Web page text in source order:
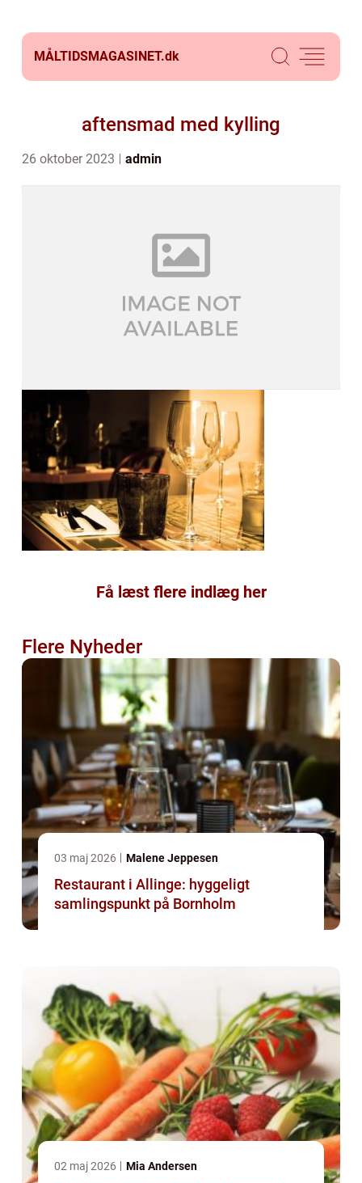
MÅLTIDSMAGASINET.dk
aftensmad med kylling
26 oktober 2023 admin
Få læst flere indlæg her
Flere Nyheder
03 maj 2026 Malene Jeppesen
Restaurant i Allinge: hyggeligt
samlingspunkt på Bornholm
02 maj 2026 Mia Andersen